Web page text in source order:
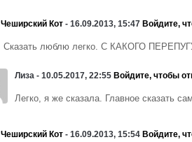
Чеширский Кот - 16.09.2013, 15:47 Войдите,
Сказать люблю легко. С КАКОГО
Лиза - 10.05.2017, 22:55 Войдите, чтобы
Легко, я же сказала. Главное сказать
Чеширский Кот - 16.09.2013, 15:54 Войдите,